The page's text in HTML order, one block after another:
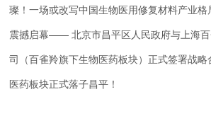
璨！一场或改写中国生物医用修复材料产业
震撼启幕—— 北京市昌平区人民政府与上海
司（百雀羚旗下生物医药板块）正式签署战
医药板块正式落子昌平！